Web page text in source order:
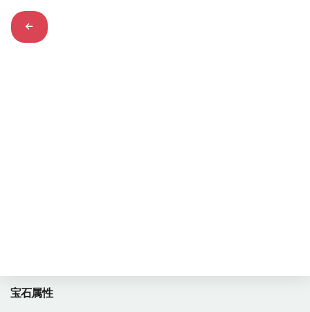
宝石属性